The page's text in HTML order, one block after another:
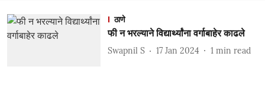
ठाणे
फी न भरल्याने विद्यार्थ्यांना वर्गाबाहेर काढले
Swapnil S 17 Jan 2024 1 min read